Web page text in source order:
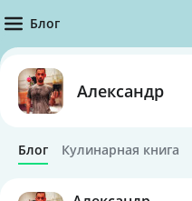
Блог
Александр
Блог Кулинарная книга